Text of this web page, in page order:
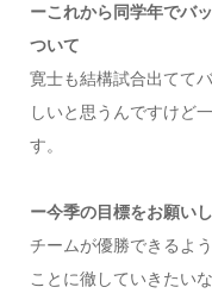
ーこれから同学年でバ
ついて
寛士も結構試合出てて
しいと思うんですけど
す。
ー今季の目標をお願い
チームが優勝できるよ
ことに徹していきたい